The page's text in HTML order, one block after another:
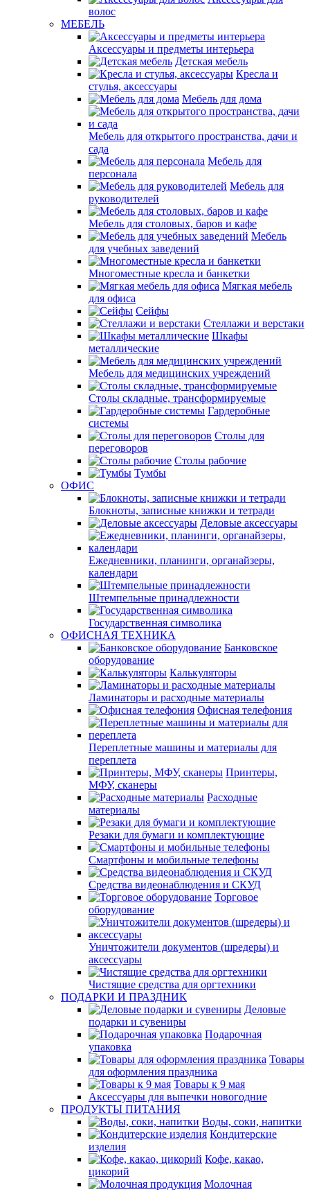
волос
МЕБЕЛЬ
Аксессуары и предметы интерьера
Детская мебель
Кресла и
стулья, аксессуары
Мебель для дома
Мебель для открытого пространства, дачи и
сада
Мебель для
персонала
Мебель для
руководителей
Мебель для столовых, баров и кафе
Мебель
для учебных заведений
Многоместные кресла и банкетки
Мягкая мебель
для офиса
Сейфы
Стеллажи и верстаки
Шкафы
металлические
Мебель для медицинских учреждений
Столы складные, трансформируемые
Гардеробные
системы
Столы для
переговоров
Столы рабочие
Тумбы
ОФИС
Блокноты, записные книжки и тетради
Деловые аксессуары
Ежедневники, планинги, органайзеры,
календари
Штемпельные принадлежности
Государственная символика
ОФИСНАЯ ТЕХНИКА
Банковское
оборудование
Калькуляторы
Ламинаторы и расходные материалы
Офисная телефония
Переплетные машины и материалы для
переплета
Принтеры,
МФУ, сканеры
Расходные
материалы
Резаки для бумаги и комплектующие
Смартфоны и мобильные телефоны
Средства видеонаблюдения и СКУД
Торговое
оборудование
Уничтожители документов (шредеры) и
аксессуары
Чистящие средства для оргтехники
ПОДАРКИ И ПРАЗДНИК
Деловые
подарки и сувениры
Подарочная
упаковка
Товары
для оформления праздника
Товары к 9 мая
Аксессуары для выпечки новогодние
ПРОДУКТЫ ПИТАНИЯ
Воды, соки, напитки
Кондитерские
изделия
Кофе, какао,
цикорий
Молочная